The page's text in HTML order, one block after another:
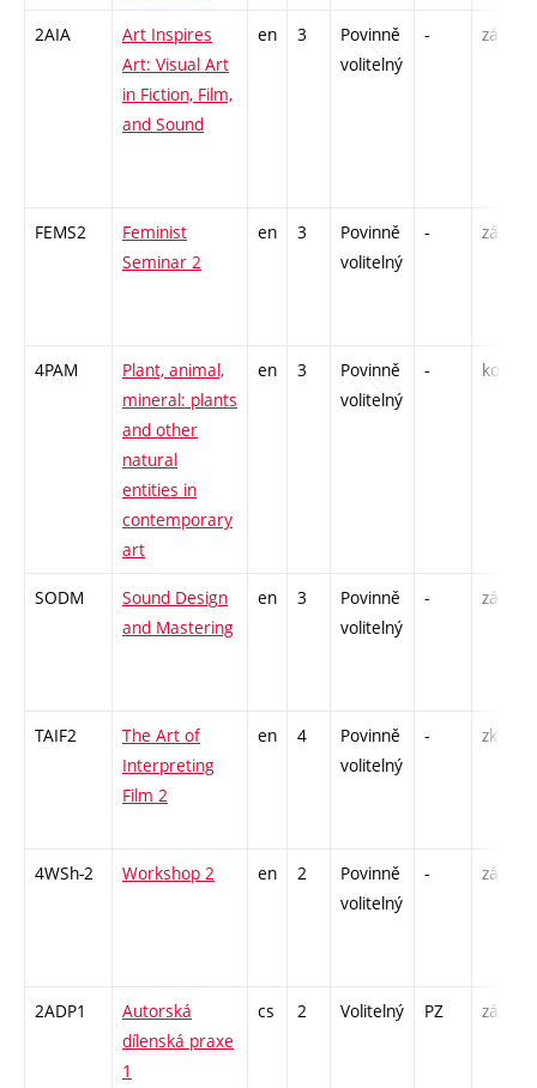
2AIA
Art Inspires
Art: Visual Art
in Fiction, Film,
and Sound
en 3
Povinně
volitelný
- zá
FEMS2
Feminist
Seminar 2
en 3
Povinně
volitelný
- zá
4PAM
Plant, animal,
mineral: plants
and other
natural
entities in
contemporary
art
en 3
Povinně
volitelný
- kol
SODM
Sound Design
and Mastering
en 3
Povinně
volitelný
- zá
TAIF2
The Art of
Interpreting
Film 2
en 4
Povinně
volitelný
- zk
4WSh-2 Workshop 2 en 2
Povinně
volitelný
- zá
2ADP1
Autorská
dílenská praxe
1
cs 2 Volitelný PZ zá